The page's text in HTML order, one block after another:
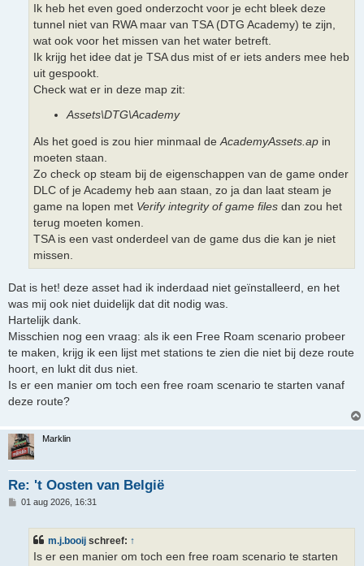
Ik heb het even goed onderzocht voor je echt bleek deze
tunnel niet van RWA maar van TSA (DTG Academy) te zijn,
wat ook voor het missen van het water betreft.
Ik krijg het idee dat je TSA dus mist of er iets anders mee heb
uit gespookt.
Check wat er in deze map zit:
Assets\DTG\Academy
Als het goed is zou hier minmaal de AcademyAssets.ap in
moeten staan.
Zo check op steam bij de eigenschappen van de game onder
DLC of je Academy heb aan staan, zo ja dan laat steam je
game na lopen met Verify integrity of game files dan zou het
terug moeten komen.
TSA is een vast onderdeel van de game dus die kan je niet
missen.
Dat is het! deze asset had ik inderdaad niet geïnstalleerd, en het
was mij ook niet duidelijk dat dit nodig was.
Hartelijk dank.
Misschien nog een vraag: als ik een Free Roam scenario probeer
te maken, krijg ik een lijst met stations te zien die niet bij deze route
hoort, en lukt dit dus niet.
Is er een manier om toch een free roam scenario te starten vanaf
deze route?
Marklin
Re: 't Oosten van België
B01 aug 2026, 16:31
m.j.booij schreef: ↑
Is er een manier om toch een free roam scenario te starten